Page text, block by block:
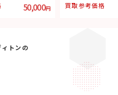
195,000円 買取参考価格
トンの